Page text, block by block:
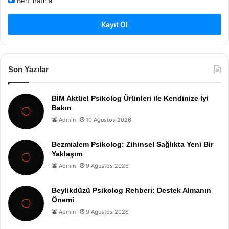
Kayıt Ol
Son Yazılar
BİM Aktüel Psikolog Ürünleri ile Kendinize İyi
Bakın
Admin 10 Ağustos 2026
Bezmialem Psikolog: Zihinsel Sağlıkta Yeni Bir
Yaklaşım
Admin 9 Ağustos 2026
Beylikdüzü Psikolog Rehberi: Destek Almanın
Önemi
Admin 9 Ağustos 2026